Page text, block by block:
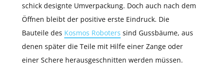
schick designte Umverpackung. Doch auch nach dem
Öffnen bleibt der positive erste Eindruck. Die
Bauteile des Kosmos Roboters sind Gussbäume, aus
denen später die Teile mit Hilfe einer Zange oder
einer Schere herausgeschnitten werden müssen.